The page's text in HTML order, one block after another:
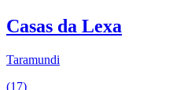
Casas da Lexa
Taramundi
(17)